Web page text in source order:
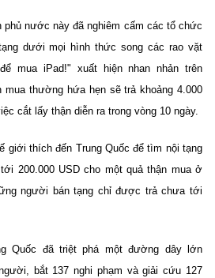
phủ nước này đã nghiêm cấm các tổ chức
dưới mọi hình thức song các rao vặt
mua iPad!" xuất hiện nhan nhản trên
mua thường hứa hẹn sẽ trả khoảng 4.000
cắt lấy thận diễn ra trong vòng 10 ngày.
giới thích đến Trung Quốc để tìm nội tạng
200.000 USD cho một quả thận mua ở
người bán tạng chỉ được trả chưa tới
Quốc đã triệt phá một đường dây lớn
bắt 137 nghi phạm và giải cứu 127